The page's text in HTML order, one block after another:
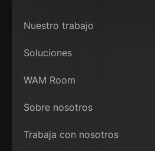
Nuestro trabajo
Soluciones
WAM Room
Sobre nosotros
Trabaja con nosotros